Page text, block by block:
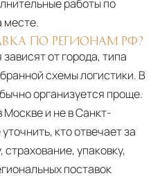
работы по
месте.
ПО РЕГИОНАМ РФ?
от города, типа
схемы логистики. В
организуется проще.
Москве и не в Санкт-
кто отвечает за
упаковку,
поставок